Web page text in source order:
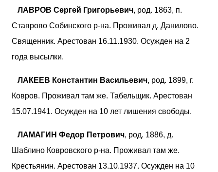
ЛАВРОВ Сергей Григорьевич, род. 1863, п.
Ставрово Собинского р-на. Проживал д. Данилово.
Священник. Арестован 16.11.1930. Осужден на 2
года высылки.
ЛАКЕЕВ Константин Васильевич, род. 1899, г.
Ковров. Проживал там же. Табельщик. Арестован
15.07.1941. Осужден на 10 лет лишения свободы.
ЛАМАГИН Федор Петрович, род. 1886, д.
Шаблино Ковровского р-на. Проживал там же.
Крестьянин. Арестован 13.10.1937. Осужден на 10